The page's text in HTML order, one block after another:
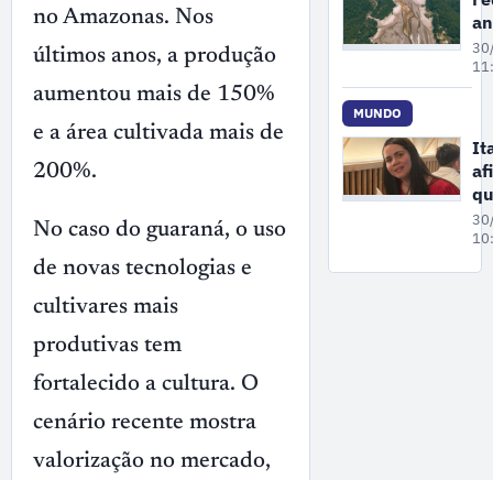
no Amazonas. Nos
últimos anos, a produção
aumentou mais de 150%
e a área cultivada mais de
200%.
No caso do guaraná, o uso
de novas tecnologias e
cultivares mais
produtivas tem
fortalecido a cultura. O
cenário recente mostra
valorização no mercado,
MUNDO